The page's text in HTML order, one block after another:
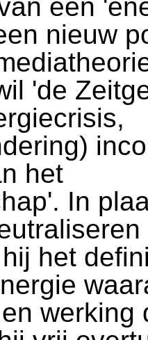
een
nieuw
'de
het
In
het
werking